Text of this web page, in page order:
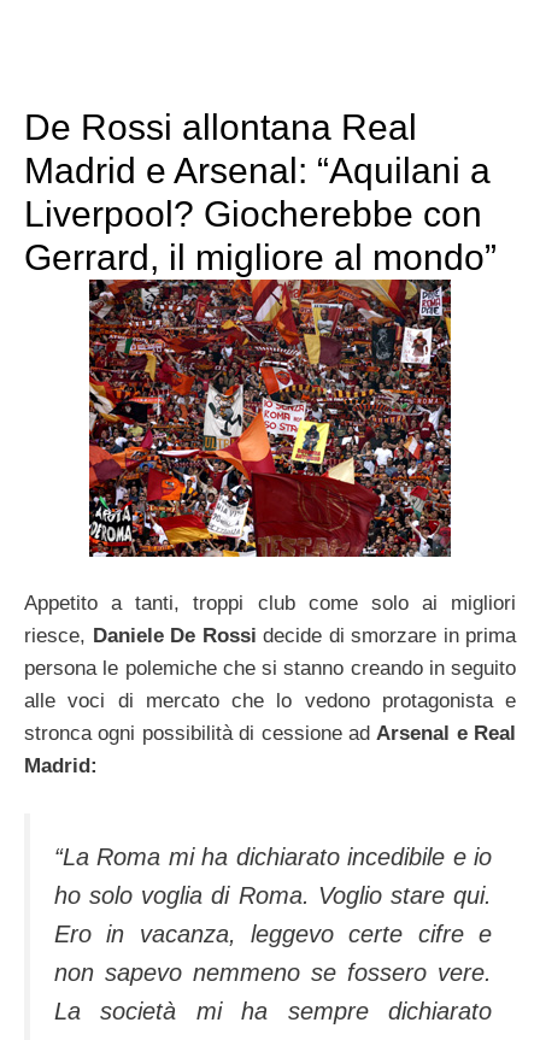
De Rossi allontana Real
Madrid e Arsenal: “Aquilani a
Liverpool? Giocherebbe con
Gerrard, il migliore al mondo”
Appetito a tanti, troppi club come solo ai migliori
riesce, Daniele De Rossi decide di smorzare in prima
persona le polemiche che si stanno creando in seguito
alle voci di mercato che lo vedono protagonista e
stronca ogni possibilità di cessione adArsenal e Real
Madrid:
“La Roma mi ha dichiarato incedibile e io
ho solo voglia di Roma. Voglio stare qui.
Ero in vacanza, leggevo certe cifre e
non sapevo nemmeno se fossero vere.
La società mi ha sempre dichiarato